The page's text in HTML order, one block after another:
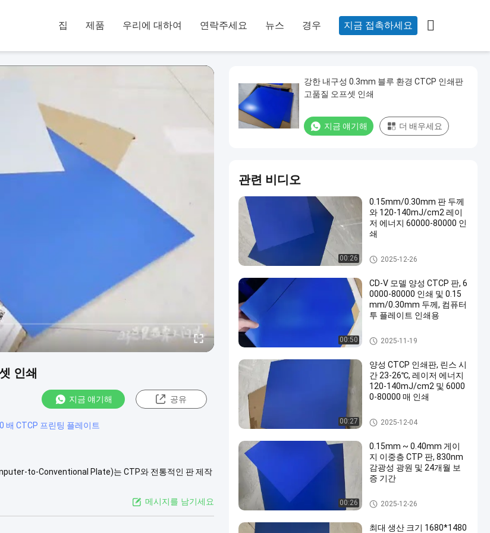
집 제품 우리에 대하여 연락주세요 뉴스 경우 지금 접촉하세요 
인쇄
지금 얘기해 공유
배 CTCP 프린팅 플레이트
to-Conventional Plate)는 CTP와 전통적인 판 제작
메시지를 남기세요
강한 내구성 0.3mm 블루 환경 CTCP 인쇄판
고품질 오프셋 인쇄
지금 얘기해 더 배우세요
관련 비디오
00:26
0.15mm/0.30mm 판 두께
와 120-140mJ/cm2 레이
저 에너지 60000-80000 인
쇄
CTCP 프린팅 플레이트
2025-12-26
00:50
CD-V 모델 양성 CTCP 판, 6
0000-80000 인쇄 및 0.15
mm/0.30mm 두께, 컴퓨터
투 플레이트 인쇄용
CTCP 프린팅 플레이트
2025-11-19
00:27
양성 CTCP 인쇄판, 린스 시
간 23-26℃, 레이저 에너지
120-140mJ/cm2 및 6000
0-80000 매 인쇄
CTCP 프린팅 플레이트
2025-12-04
00:26
0.15mm ~ 0.40mm 게이
지 이중층 CTP 판, 830nm
감광성 광원 및 24개월 보
증 기간
이중 레이어 CTP 플레이트
2025-12-26
최대 생산 크기 1680*1480